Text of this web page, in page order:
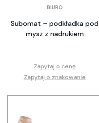
BIURO
Subomat – podkładka pod
mysz z nadrukiem
Zapytaj o cenę
Zapytaj o znakowanie